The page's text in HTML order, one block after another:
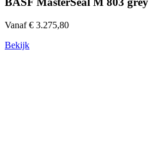
Vanaf € 3.275,80
Bekijk